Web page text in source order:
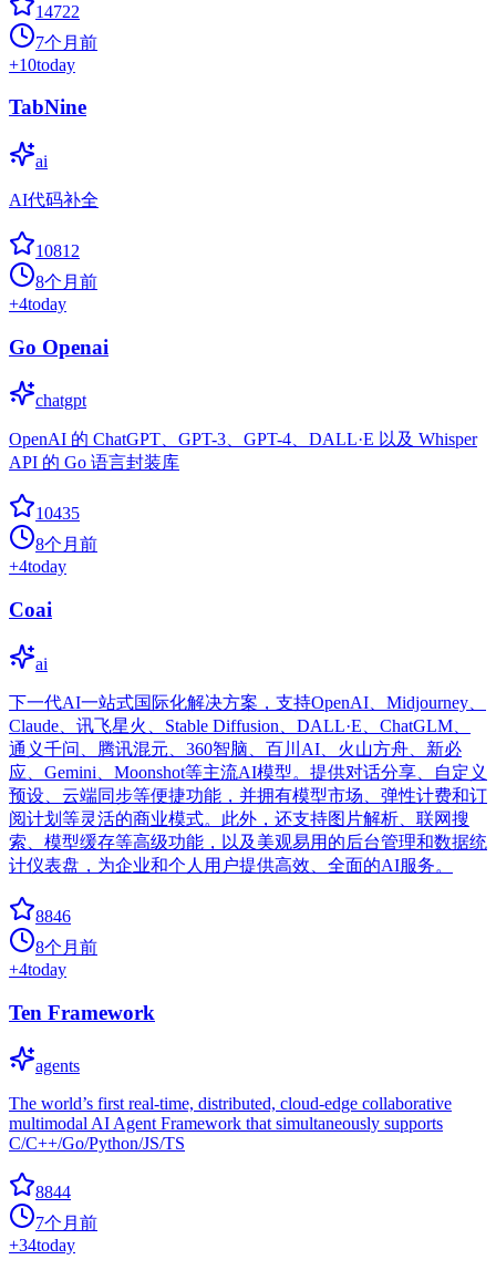
14722
7个月前
+10today
TabNine
ai
AI代码补全
10812
8个月前
+4today
Go Openai
chatgpt
OpenAI 的 ChatGPT、GPT-3、GPT-4、DALL·E 以及 Whisper
API 的 Go 语言封装库
10435
8个月前
+4today
Coai
ai
下一代AI一站式国际化解决方案，支持OpenAI、Midjourney、
Claude、讯飞星火、Stable Diffusion、DALL·E、ChatGLM、
通义千问、腾讯混元、360智脑、百川AI、火山方舟、新必
应、Gemini、Moonshot等主流AI模型。提供对话分享、自定义
预设、云端同步等便捷功能，并拥有模型市场、弹性计费和订
阅计划等灵活的商业模式。此外，还支持图片解析、联网搜
索、模型缓存等高级功能，以及美观易用的后台管理和数据统
计仪表盘，为企业和个人用户提供高效、全面的AI服务。
8846
8个月前
+4today
Ten Framework
agents
The world’s first real-time, distributed, cloud-edge collaborative
multimodal AI Agent Framework that simultaneously supports
C/C++/Go/Python/JS/TS
8844
7个月前
+34today